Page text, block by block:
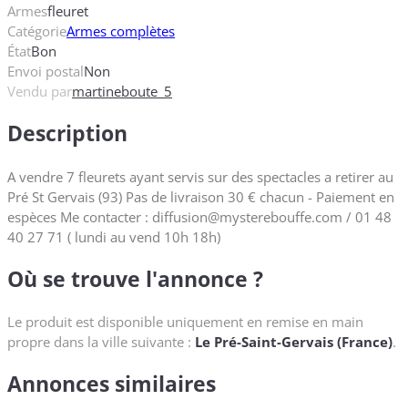
Armesfleuret
CatégorieArmes complètes
ÉtatBon
Envoi postalNon
Vendu parmartineboute_5
Description
A vendre 7 fleurets ayant servis sur des spectacles a retirer au
Pré St Gervais (93) Pas de livraison 30 € chacun - Paiement en
espèces Me contacter : diffusion@mysterebouffe.com / 01 48
40 27 71 ( lundi au vend 10h 18h)
Où se trouve l'annonce ?
Le produit est disponible uniquement en remise en main
propre dans la ville suivante : Le Pré-Saint-Gervais (France).
Annonces similaires